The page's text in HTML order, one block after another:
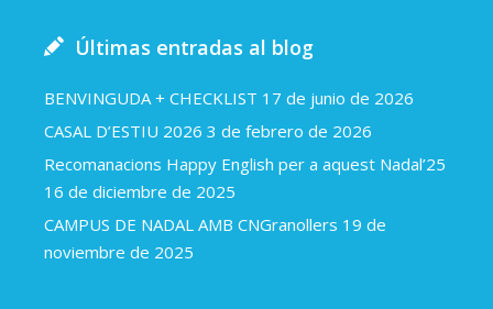
Últimas entradas al blog
BENVINGUDA + CHECKLIST 17 de junio de 2026
CASAL D’ESTIU 2026 3 de febrero de 2026
Recomanacions Happy English per a aquest Nadal’25
16 de diciembre de 2025
CAMPUS DE NADAL AMB CNGranollers 19 de
noviembre de 2025